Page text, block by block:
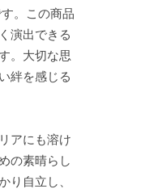
。この商品
演出できる
。大切な思
絆を感じる
アにも溶け
の素晴らし
り自立し、